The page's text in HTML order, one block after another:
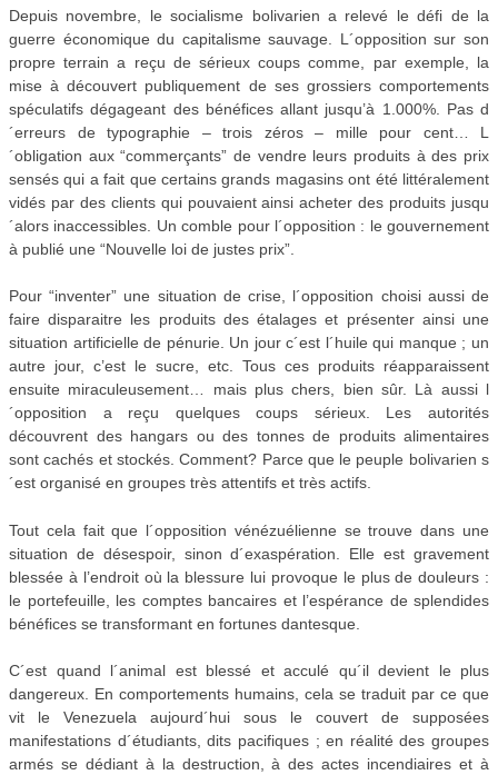
Depuis novembre, le socialisme bolivarien a relevé le défi de la
guerre économique du capitalisme sauvage. L´opposition sur son
propre terrain a reçu de sérieux coups comme, par exemple, la
mise à découvert publiquement de ses grossiers comportements
spéculatifs dégageant des bénéfices allant jusqu’à 1.000%. Pas d
´erreurs de typographie – trois zéros – mille pour cent… L
´obligation aux “commerçants” de vendre leurs produits à des prix
sensés qui a fait que certains grands magasins ont été littéralement
vidés par des clients qui pouvaient ainsi acheter des produits jusqu
´alors inaccessibles. Un comble pour l´opposition : le gouvernement
à publié une “Nouvelle loi de justes prix”.
Pour “inventer” une situation de crise, l´opposition choisi aussi de
faire disparaitre les produits des étalages et présenter ainsi une
situation artificielle de pénurie. Un jour c´est l´huile qui manque ; un
autre jour, c’est le sucre, etc. Tous ces produits réapparaissent
ensuite miraculeusement… mais plus chers, bien sûr. Là aussi l
´opposition a reçu quelques coups sérieux. Les autorités
découvrent des hangars ou des tonnes de produits alimentaires
sont cachés et stockés. Comment? Parce que le peuple bolivarien s
´est organisé en groupes très attentifs et très actifs.
Tout cela fait que l´opposition vénézuélienne se trouve dans une
situation de désespoir, sinon d´exaspération. Elle est gravement
blessée à l’endroit où la blessure lui provoque le plus de douleurs :
le portefeuille, les comptes bancaires et l’espérance de splendides
bénéfices se transformant en fortunes dantesque.
C´est quand l´animal est blessé et acculé qu´il devient le plus
dangereux. En comportements humains, cela se traduit par ce que
vit le Venezuela aujourd´hui sous le couvert de supposées
manifestations d´étudiants, dits pacifiques ; en réalité des groupes
armés se dédiant à la destruction, à des actes incendiaires et à